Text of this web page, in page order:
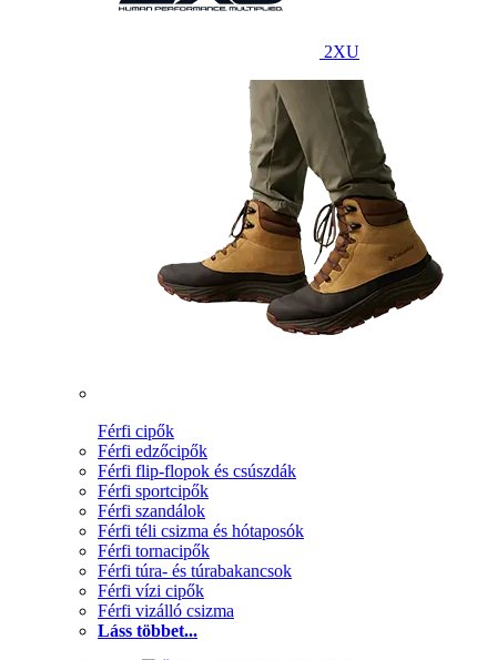
2XU
Férfi cipők
Férfi edzőcipők
Férfi flip-flopok és csúszdák
Férfi sportcipők
Férfi szandálok
Férfi téli csizma és hótaposók
Férfi tornacipők
Férfi túra- és túrabakancsok
Férfi vízi cipők
Férfi vizálló csizma
Láss többet...